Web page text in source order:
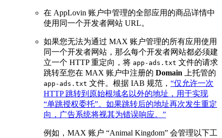
在 AppLovin 账户中管理的全部应用的商品详情中
使用同一个开发者网站 URL。
如果您无法为通过 MAX 账户管理的所有应用使用
同一个开发者网站，那么每个开发者网站都必须建
立一个 HTTP 重定向，将 app-ads.txt 文件的请求
跳转至您在 MAX 账户中注册的 Domain 上托管的
app-ads.txt 文件。根据 IAB 规范， “仅允许一次
HTTP 跳转到原始根域名以外的地址，用于实现
“单跳授权委托”。如果跳转后的地址再次发生重定
向，广告系统将视其为错误响应。”
例如，MAX 账户 “Animal Kingdom” 会管理以下工